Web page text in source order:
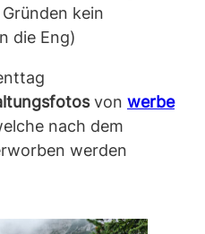
kein
die Eng)
von werbe
nach dem
werden